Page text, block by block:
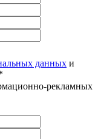
данных и
рекламных